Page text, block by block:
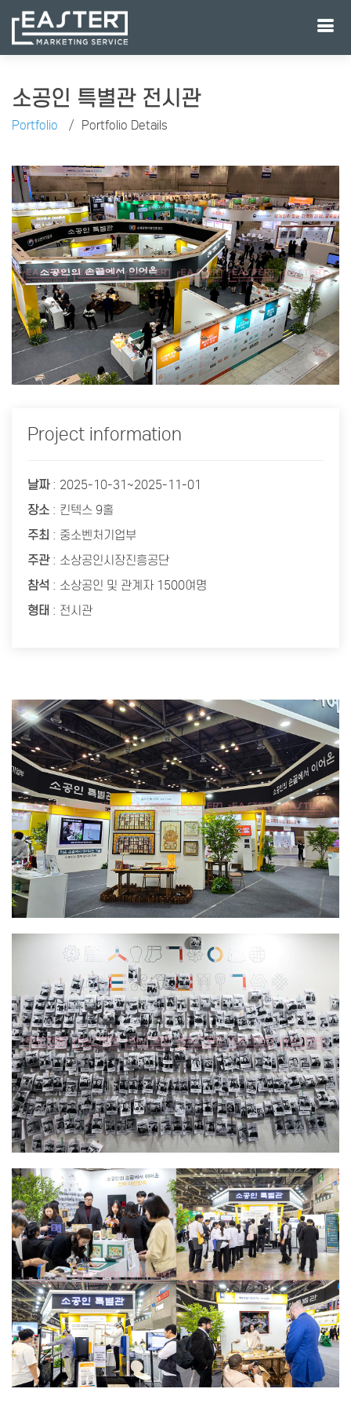
소공인 특별관 전시관
Portfolio Portfolio Details
Project information
날짜: 2025-10-31~2025-11-01
장소 : 킨텍스 9홀
주최 : 중소벤처기업부
주관: 소상공인시장진흥공단
참석 : 소상공인 및 관계자 1500여명
형태 : 전시관